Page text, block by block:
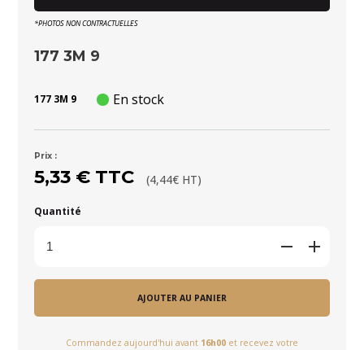
*PHOTOS NON CONTRACTUELLES
177 3M 9
177 3M 9 En stock
Prix :
5,33 € TTC (4,44€ HT)
Quantité
AJOUTER AU PANIER
Commandez aujourd'hui avant 16h00 et recevez votre